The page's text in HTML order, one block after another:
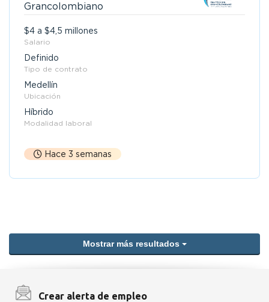
Grancolombiano
$4 a $4,5 millones
Salario
Definido
Tipo de contrato
Medellín
Ubicación
Híbrido
Modalidad laboral
Hace 3 semanas
Mostrar más resultados
Crear alerta de empleo